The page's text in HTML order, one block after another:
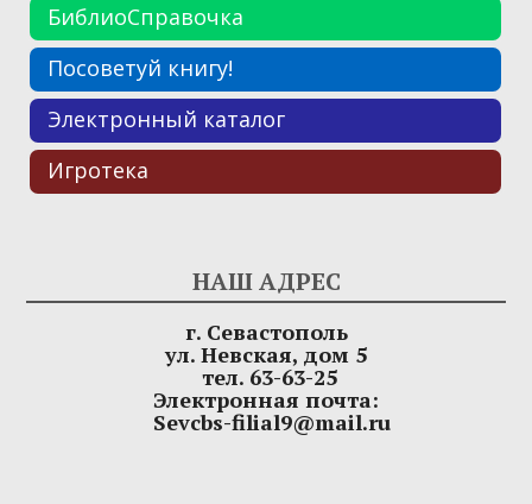
БиблиоСправочка
Посоветуй книгу!
Электронный каталог
Игротека
НАШ АДРЕС
г. Севастополь
ул. Невская, дом 5
тел. 63-63-25
Электронная почта:
Sevcbs-filial9@mail.ru